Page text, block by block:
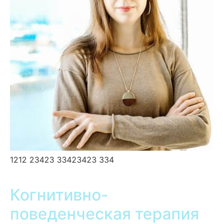
1212 23423 33423423 334
Когнитивно-
поведенческая терапия